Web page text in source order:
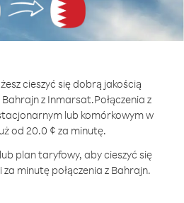
cieszyć się dobrą jakością
z Inmarsat.Połączenia z
lub komórkowym w
od 20.0 ¢ za minutę.
plan taryfowy, aby cieszyć się
minutę połączenia z Bahrajn.